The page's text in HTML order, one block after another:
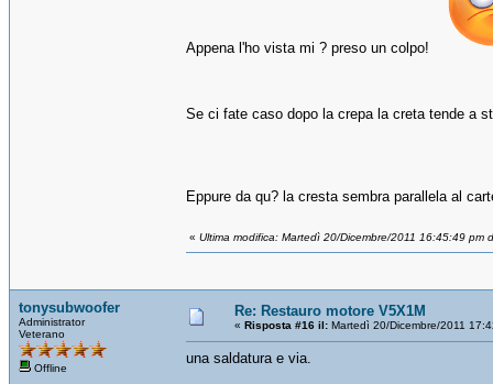
Appena l'ho vista mi ? preso un colpo!
Se ci fate caso dopo la crepa la creta tende a
Eppure da qu? la cresta sembra parallela al
« Ultima modifica: Martedì 20/Dicembre/2011 16:45:49 pm
tonysubwoofer
Administrator
Veterano
Offline
Re: Restauro motore V5X1M
« Risposta #16 il: Martedì 20/Dicembre/2011
una saldatura e via.